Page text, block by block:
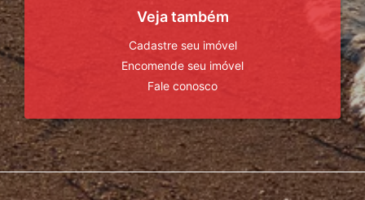
Veja também
Cadastre seu imóvel
Encomende seu imóvel
Fale conosco